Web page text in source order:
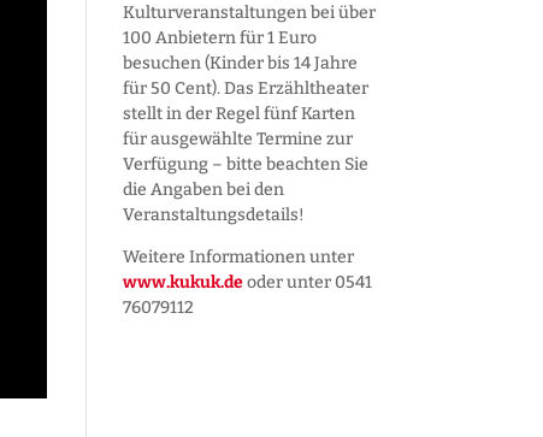
Kultur­veranstaltungen bei über
100 Anbietern für 1 Euro
besuchen (Kinder bis 14 Jahre
für 50 Cent). Das Erzähltheater
stellt in der Regel fünf Karten
für ausgewählte Termine zur
Verfügung – bitte beachten Sie
die Angaben bei den
Veranstaltungs­details!
Weitere Informationen unter
www.kukuk.deoder unter 0541
76079112